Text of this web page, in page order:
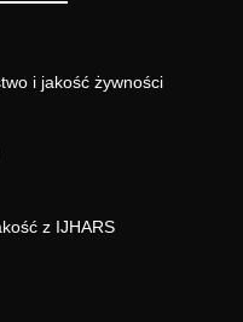
i jakość żywności
z IJHARS